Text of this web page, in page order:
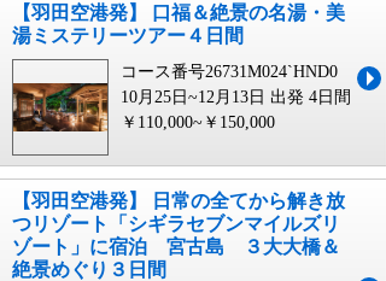
【羽田空港発】 口福＆絶景の名湯・美
湯ミステリーツアー４日間
コース番号26731M024`HND0
10月25日~12月13日 出発 4日間
￥110,000~￥150,000
【羽田空港発】 日常の全てから解き放
つリゾート「シギラセブンマイルズリ
ゾート」に宿泊 宮古島 ３大大橋＆
絶景めぐり３日間